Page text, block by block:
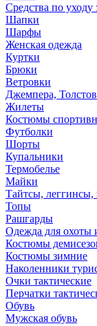
Средства по уходу
Шапки
Шарфы
Женская одежда
Куртки
Брюки
Ветровки
Джемпера,
Жилеты
Костюмы
Футболки
Шорты
Купальники
Термобелье
Майки
Тайтсы, леггинсы,
Топы
Рашгарды
Одежда для охоты
Костюмы
Костюмы зимние
Наколенники
Очки тактические
Перчатки
Обувь
Мужская обувь